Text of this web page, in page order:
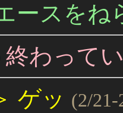
ースを
終わって
ゲッ (2/21-